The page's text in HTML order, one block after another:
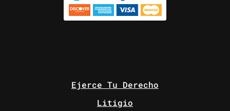
Ejerce Tu Derecho
Litigio